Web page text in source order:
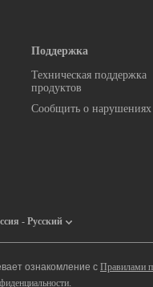
Поддержка
Техническая поддержка
продуктов
Сообщить о нарушениях
- Русский
ознакомление с Правилами
.